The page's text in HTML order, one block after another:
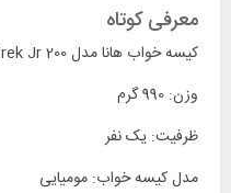
معرفی کوتاه
کیسه خواب هانا مدل HANNAH Trek Jr 200 قرمز
وزن: 990 گرم
ظرفیت: یک نفر
مدل کیسه خواب: مومیایی